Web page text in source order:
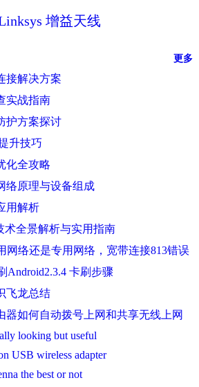
增益天线
更多
接解决方案
实战指南
护方案探讨
升技巧
化全攻略
络原理与设备组成
用解析
术全景解析与实用指南
网络还是专用网络，宽带连接813错误
Android2.3.4 卡刷步骤
飞龙总结
器如何自动拨号上网和共享无线上网
looking but useful
USB wireless adapter
the best or not